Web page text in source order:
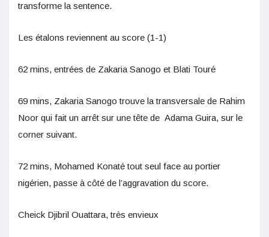
transforme la sentence.
Les étalons reviennent au score (1-1)
62 mins, entrées de Zakaria Sanogo et Blati Touré
69 mins, Zakaria Sanogo trouve la transversale de Rahim
Noor qui fait un arrêt sur une tête de Adama Guira, sur le
corner suivant.
72 mins, Mohamed Konaté tout seul face au portier
nigérien, passe à côté de l’aggravation du score.
Cheick Djibril Ouattara, très envieux